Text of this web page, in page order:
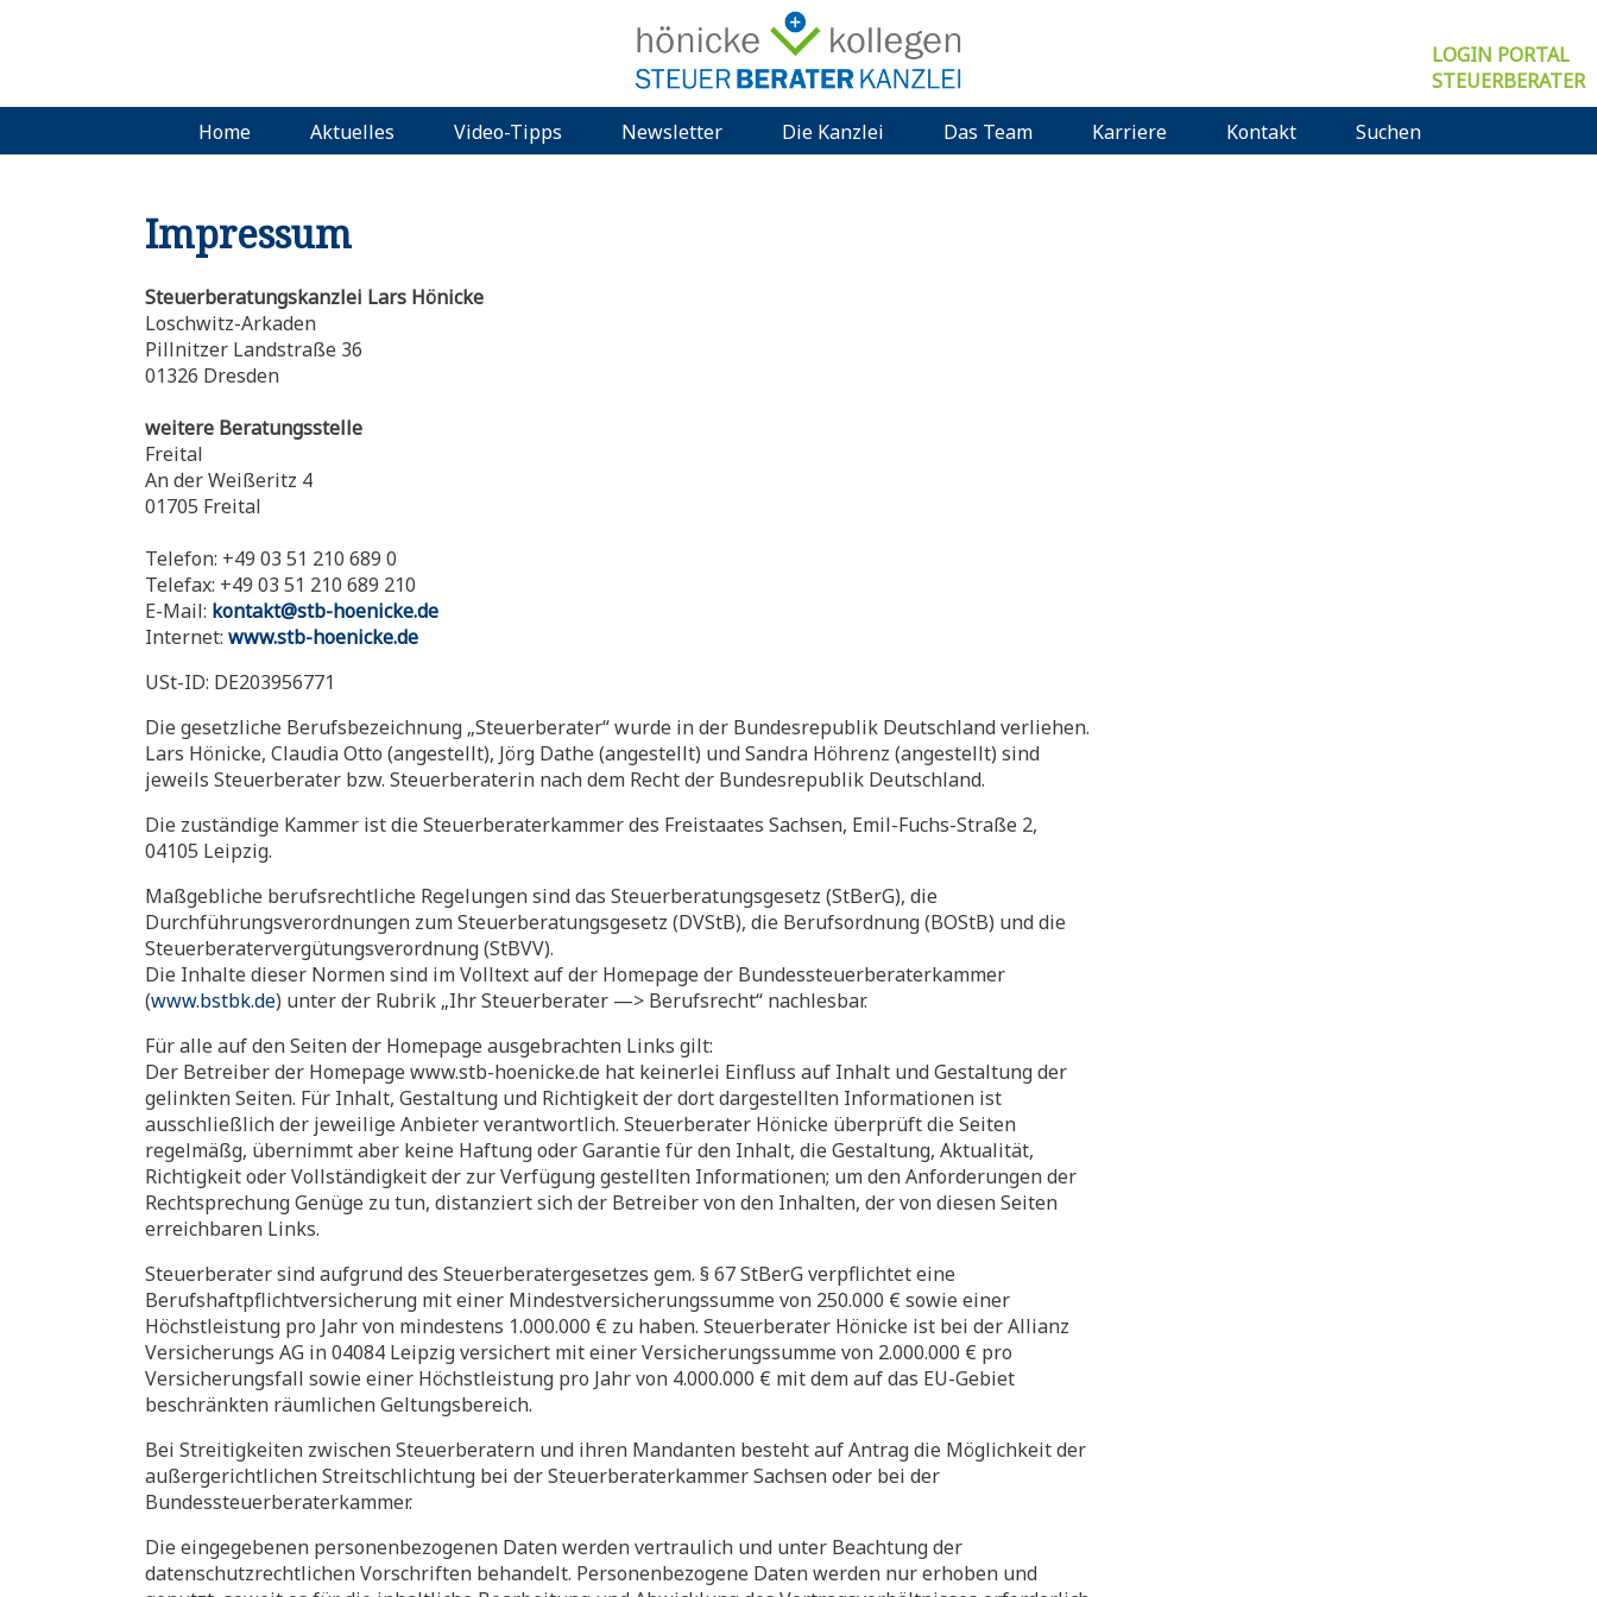
Home Aktuelles Video-Tipps Newsletter Die Kanzlei Das Team Karriere Kontakt Suchen
LOGIN PORTAL
STEUERBERATER
Impressum
Steuerberatungskanzlei Lars Hönicke
Loschwitz-Arkaden
Pillnitzer Landstraße 36
01326 Dresden
weitere Beratungsstelle
Freital
An der Weißeritz 4
01705 Freital
Telefon: +49 03 51 210 689 0
Telefax: +49 03 51 210 689 210
E-Mail: kontakt@stb-hoenicke.de
Internet: www.stb-hoenicke.de
USt-ID: DE203956771
Die gesetzliche Berufsbezeichnung „Steuerberater“ wurde in der Bundesrepublik Deutschland verliehen.
Lars Hönicke, Claudia Otto (angestellt), Jörg Dathe (angestellt) und Sandra Höhrenz (angestellt) sind
jeweils Steuerberater bzw. Steuerberaterin nach dem Recht der Bundesrepublik Deutschland.
Die zuständige Kammer ist die Steuerberaterkammer des Freistaates Sachsen, Emil-Fuchs-Straße 2,
04105 Leipzig.
Maßgebliche berufsrechtliche Regelungen sind das Steuerberatungsgesetz (StBerG), die
Durchführungsverordnungen zum Steuerberatungsgesetz (DVStB), die Berufsordnung (BOStB) und die
Steuerberatervergütungsverordnung (StBVV).
Die Inhalte dieser Normen sind im Volltext auf der Homepage der Bundessteuerberaterkammer
(www.bstbk.de) unter der Rubrik „Ihr Steuerberater —> Berufsrecht“ nachlesbar.
Für alle auf den Seiten der Homepage ausgebrachten Links gilt:
Der Betreiber der Homepage www.stb-hoenicke.de hat keinerlei Einfluss auf Inhalt und Gestaltung der
gelinkten Seiten. Für Inhalt, Gestaltung und Richtigkeit der dort dargestellten Informationen ist
ausschließlich der jeweilige Anbieter verantwortlich. Steuerberater Hönicke überprüft die Seiten
regelmäßg, übernimmt aber keine Haftung oder Garantie für den Inhalt, die Gestaltung, Aktualität,
Richtigkeit oder Vollständigkeit der zur Verfügung gestellten Informationen; um den Anforderungen der
Rechtsprechung Genüge zu tun, distanziert sich der Betreiber von den Inhalten, der von diesen Seiten
erreichbaren Links.
Steuerberater sind aufgrund des Steuerberatergesetzes gem. § 67 StBerG verpflichtet eine
Berufshaftpflichtversicherung mit einer Mindestversicherungssumme von 250.000 € sowie einer
Höchstleistung pro Jahr von mindestens 1.000.000 € zu haben. Steuerberater Hönicke ist bei der Allianz
Versicherungs AG in 04084 Leipzig versichert mit einer Versicherungssumme von 2.000.000 € pro
Versicherungsfall sowie einer Höchstleistung pro Jahr von 4.000.000 € mit dem auf das EU-Gebiet
beschränkten räumlichen Geltungsbereich.
Bei Streitigkeiten zwischen Steuerberatern und ihren Mandanten besteht auf Antrag die Möglichkeit der
außergerichtlichen Streitschlichtung bei der Steuerberaterkammer Sachsen oder bei der
Bundessteuerberaterkammer.
Die eingegebenen personenbezogenen Daten werden vertraulich und unter Beachtung der
datenschutzrechtlichen Vorschriften behandelt. Personenbezogene Daten werden nur erhoben und